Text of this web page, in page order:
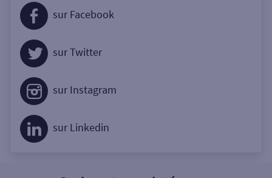
sur Facebook
sur Twitter
sur Instagram
sur Linkedin